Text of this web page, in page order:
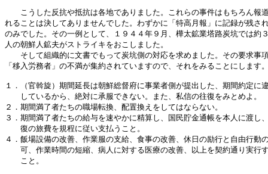
こうした反抗や抵抗は各地でありました。これらの事件はもちろん報
れることは決してありませんでした。わずかに「特高月報」に記録が残さ
のみでした。その一例として、１９４４年９月、樺太鉱業塔路炭坑では約
人の朝鮮人鉱夫がストライキをおこしました。
そして組織的に文書でもって炭坑側の対応を求めました。その要求事
「移入労務者」の不満が集約されていますので、それをみることにします
１．（官斡旋）期間延長は朝鮮総督府に事業者側が提出した、期間約定に
しているから、絶対に承服できない。また、私信の往復をみとめよ。
２．期間満了者たちの職場転換、配置換えをしてはならない。
３．期間満了者たちの給与を速やかに精算し、国民貯金通帳を本人に渡し
復の旅費を規程に従い支払うこと。
４．飯場設備の改善、作業服の支給、食事の改善、休日の励行と自由行動
可、作業時間の短縮、病人に対する医療の改善、以上を契約通り実行
こと。